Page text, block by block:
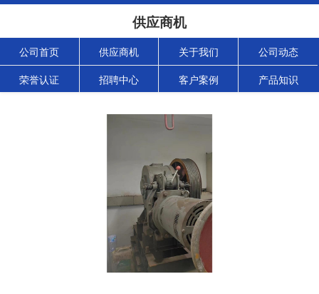
供应商机
公司首页 供应商机 关于我们 公司动态
荣誉认证 招聘中心 客户案例 产品知识